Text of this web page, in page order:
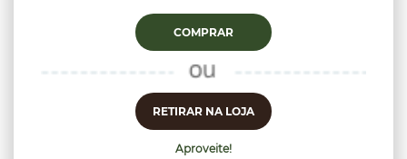
COMPRAR
RETIRAR NA LOJA
Aproveite!